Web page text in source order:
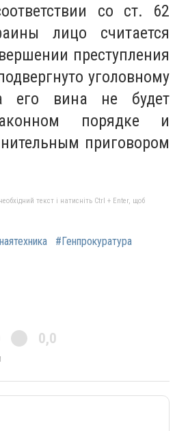
со ст. 62
лицо считается
преступления
уголовному
его вина не будет
порядке и
приговором
текст і натисніть Ctrl + Enter, щоб
#Генпрокуратура
0,0